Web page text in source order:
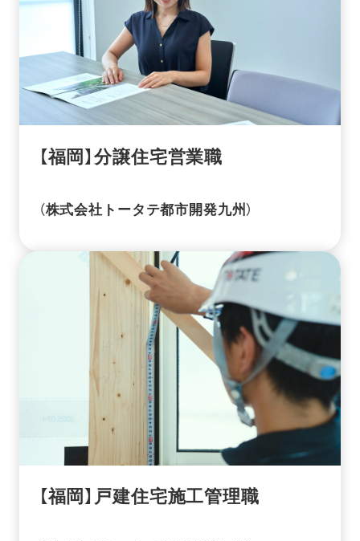
【福岡】分譲住宅営業職
（株式会社トータテ都市開発九州）
【福岡】戸建住宅施工管理職